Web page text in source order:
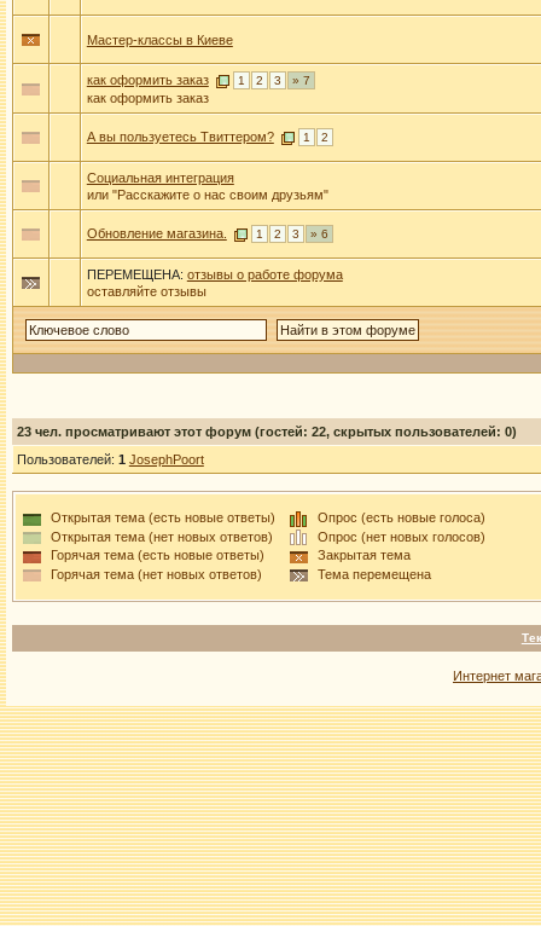
Мастер-классы в Киеве
как оформить заказ 1 2 3 » 7
как оформить заказ
А вы пользуетесь Твиттером? 1 2
Социальная интеграция
или "Расскажите о нас своим друзьям"
Обновление магазина. 1 2 3 » 6
ПЕРЕМЕЩЕНА: отзывы о работе форума
оставляйте отзывы
23чел. просматривают этот форум (гостей: 22, скрытых пользователей: 0)
Пользователей: 1 JosephPoort
Открытая тема (есть новые ответы)
Открытая тема (нет новых ответов)
Горячая тема (есть новые ответы)
Горячая тема (нет новых ответов)
Опрос (есть новые голоса)
Опрос (нет новых голосов)
Закрытая тема
Тема перемещена
Интернет